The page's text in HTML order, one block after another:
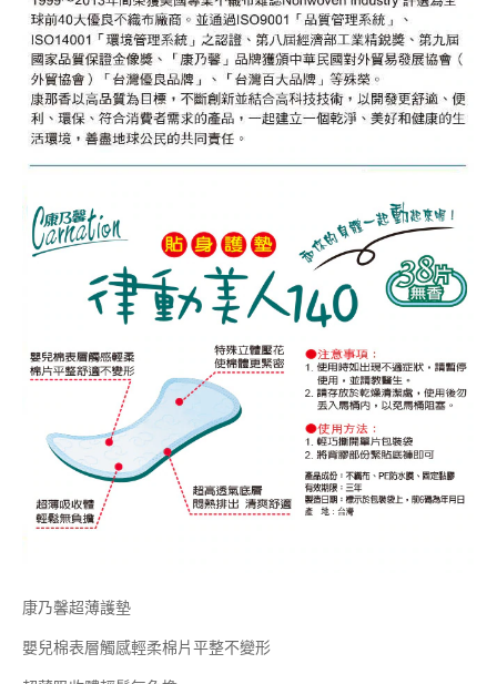
康乃馨超薄護墊
嬰兒棉表層觸感輕柔棉片平整不變形